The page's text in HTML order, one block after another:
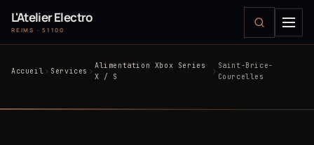
L'Atelier Electro
REIMS · 51100
Accueil Services
Alimentation Xbox Series
X / S
Saint-Brice-
Courcelles